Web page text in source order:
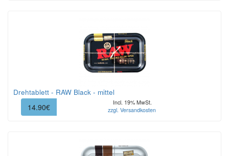
Drehtablett - RAW Black - mittel
14.90€
Incl. 19% MwSt.
zzgl. Versandkosten